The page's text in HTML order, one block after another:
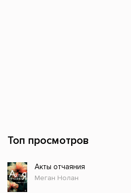
Топ просмотров
Акты отчаяния
Меган Нолан